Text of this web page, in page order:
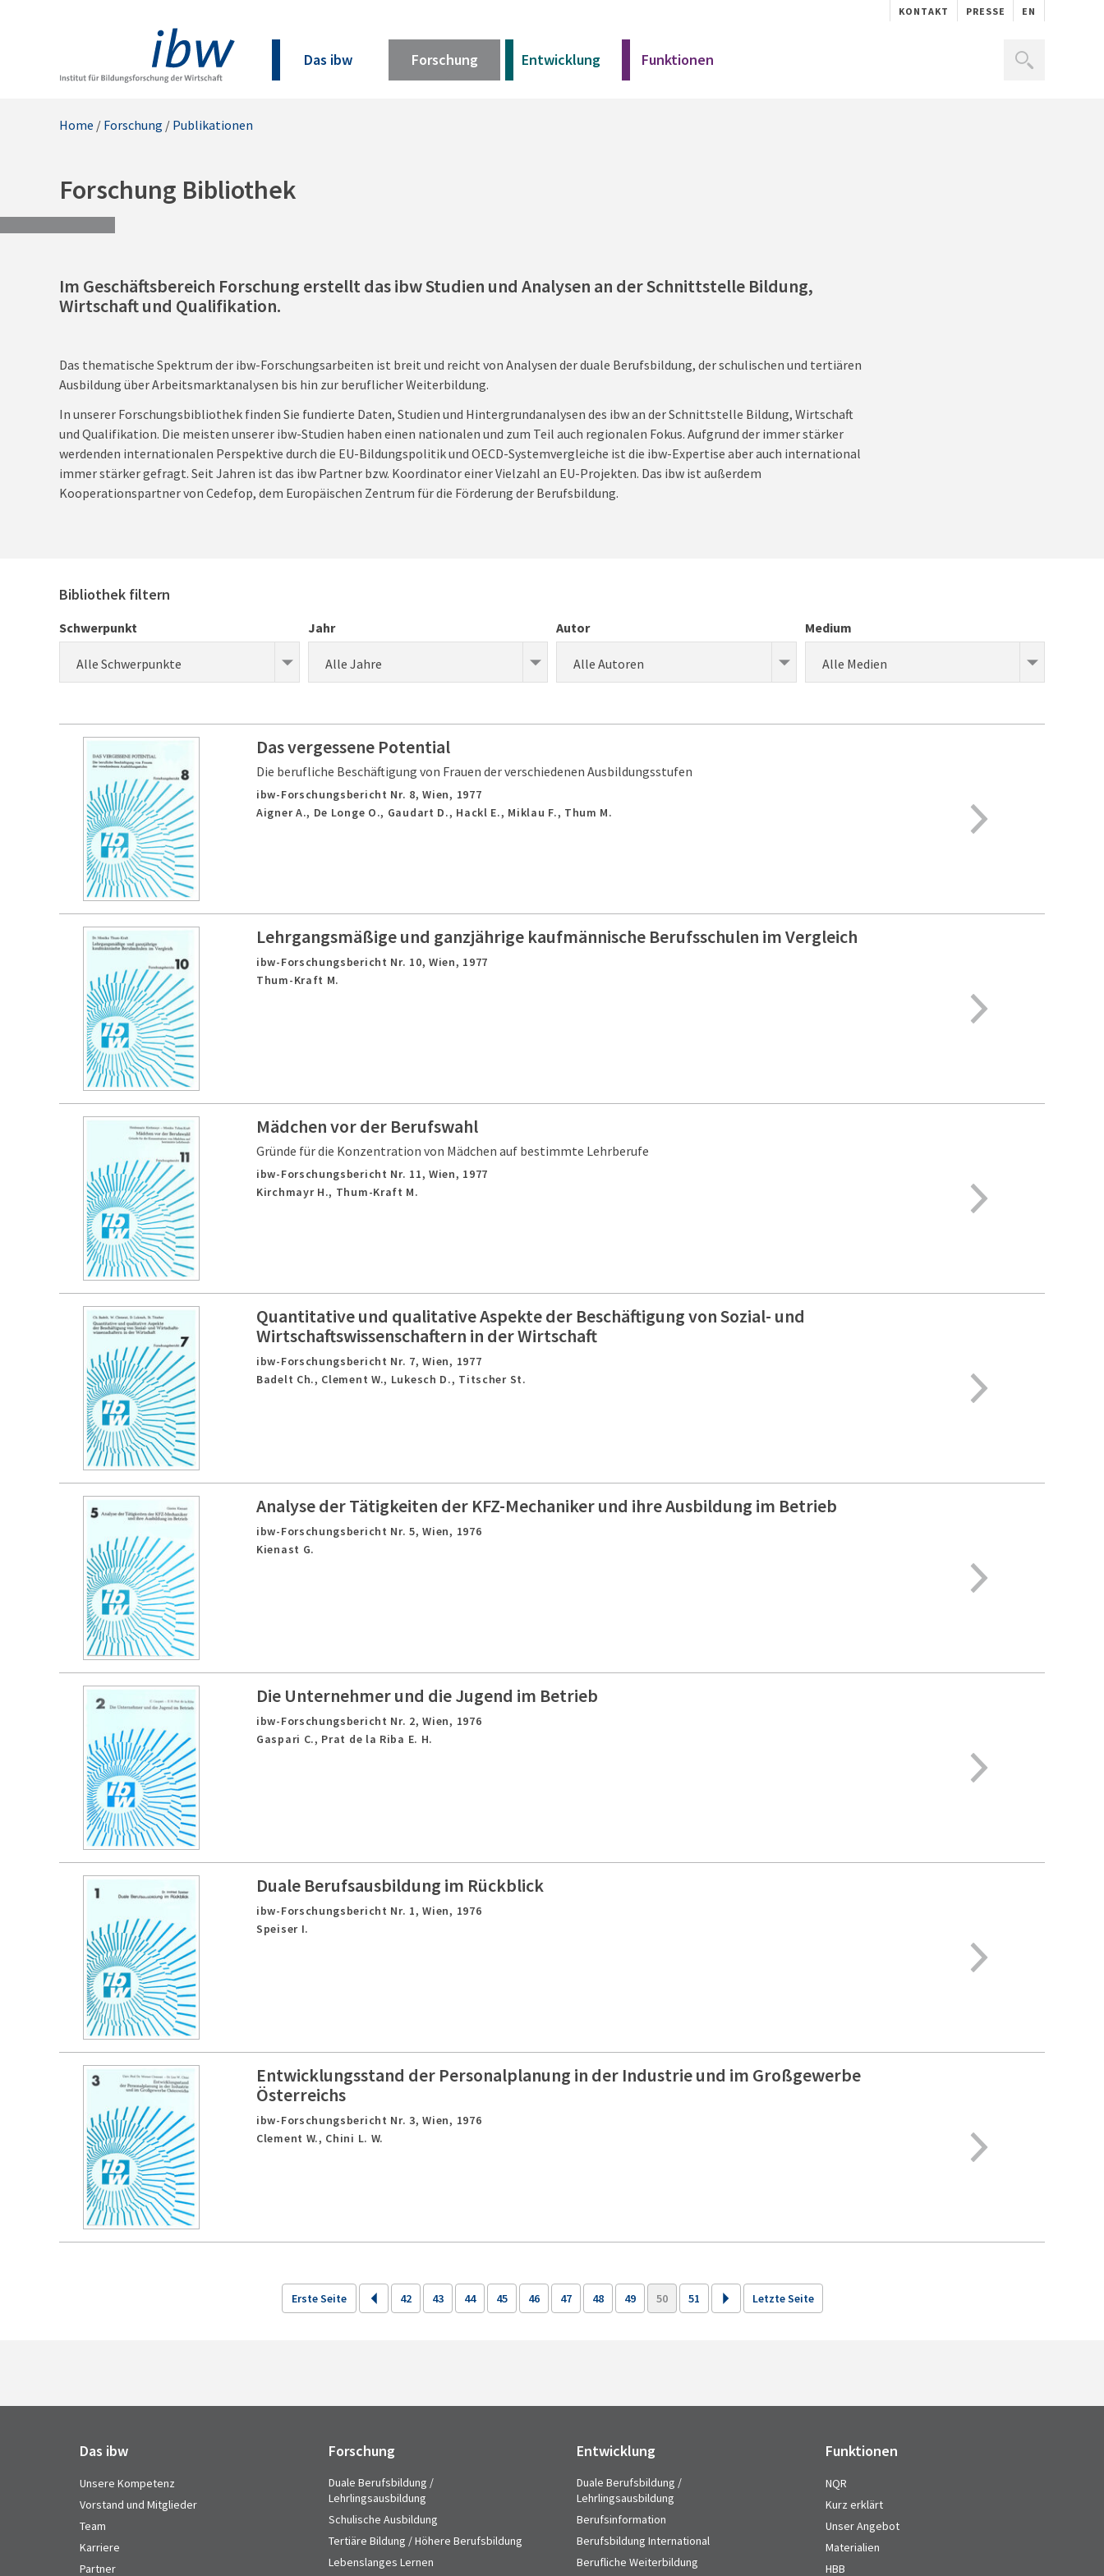
KONTAKT PRESSE EN
Das ibw Forschung Entwicklung Funktionen
Kurz erklärt
Materialien
Home / Forschung / Publikationen
Forschung Bibliothek
Im Geschäftsbereich Forschung erstellt das ibw Studien und Analysen an der Schnittstelle Bildung,
Wirtschaft und Qualifikation.
Das thematische Spektrum der ibw-Forschungsarbeiten ist breit und reicht von Analysen der duale Berufsbildung, der schulischen und tertiären
Ausbildung über Arbeitsmarktanalysen bis hin zur beruflicher Weiterbildung.
In unserer Forschungsbibliothek finden Sie fundierte Daten, Studien und Hintergrundanalysen des ibw an der Schnittstelle Bildung, Wirtschaft
und Qualifikation. Die meisten unserer ibw-Studien haben einen nationalen und zum Teil auch regionalen Fokus. Aufgrund der immer stärker
werdenden internationalen Perspektive durch die EU-Bildungspolitik und OECD-Systemvergleiche ist die ibw-Expertise aber auch international
immer stärker gefragt. Seit Jahren ist das ibw Partner bzw. Koordinator einer Vielzahl an EU-Projekten. Das ibw ist außerdem
Kooperationspartner von Cedefop, dem Europäischen Zentrum für die Förderung der Berufsbildung.
Bibliothek filtern
Schwerpunkt
Alle Schwerpunkte
Jahr
Alle Jahre
Autor
Alle Autoren
Medium
Alle Medien
Das vergessene Potential
Die berufliche Beschäftigung von Frauen der verschiedenen Ausbildungsstufen
ibw-Forschungsbericht Nr. 8,Wien, 1977
Aigner A., De Longe O., Gaudart D., Hackl E., Miklau F., Thum M.
Lehrgangsmäßige und ganzjährige kaufmännische Berufsschulen im Vergleich
ibw-Forschungsbericht Nr. 10, Wien, 1977
Thum-Kraft M.
Mädchen vor der Berufswahl
Gründe für die Konzentration von Mädchen auf bestimmte Lehrberufe
ibw-Forschungsbericht Nr. 11, Wien, 1977
Kirchmayr H., Thum-Kraft M.
Quantitative und qualitative Aspekte der Beschäftigung von Sozial- und
Wirtschaftswissenschaftern in der Wirtschaft
ibw-Forschungsbericht Nr. 7,Wien, 1977
Badelt Ch., Clement W., Lukesch D., Titscher St.
Analyse der Tätigkeiten der KFZ-Mechaniker und ihre Ausbildung im Betrieb
ibw-Forschungsbericht Nr. 5,Wien, 1976
Kienast G.
Die Unternehmer und die Jugend im Betrieb
ibw-Forschungsbericht Nr. 2,Wien, 1976
Gaspari C., Prat de la Riba E. H.
Duale Berufsausbildung im Rückblick
ibw-Forschungsbericht Nr. 1,Wien, 1976
Speiser I.
Entwicklungsstand der Personalplanung in der Industrie und im Großgewerbe
Österreichs
ibw-Forschungsbericht Nr. 3,Wien, 1976
Clement W., Chini L. W.
Erste Seite 42 43 44 45 46 47 48 49 50 51 Letzte Seite
Das ibw
Unsere Kompetenz
Vorstand und Mitglieder
Team
Karriere
Partner
Forschung
Duale Berufsbildung /
Lehrlingsausbildung
Schulische Ausbildung
Tertiäre Bildung / Höhere Berufsbildung
Lebenslanges Lernen
Entwicklung
Duale Berufsbildung /
Lehrlingsausbildung
Berufsinformation
Berufsbildung International
Berufliche Weiterbildung
Funktionen
NQR
Kurz erklärt
Unser Angebot
Materialien
HBB